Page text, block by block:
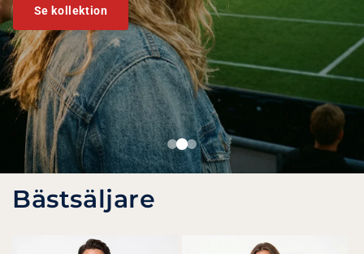
Se kollektion
Bästsäljare